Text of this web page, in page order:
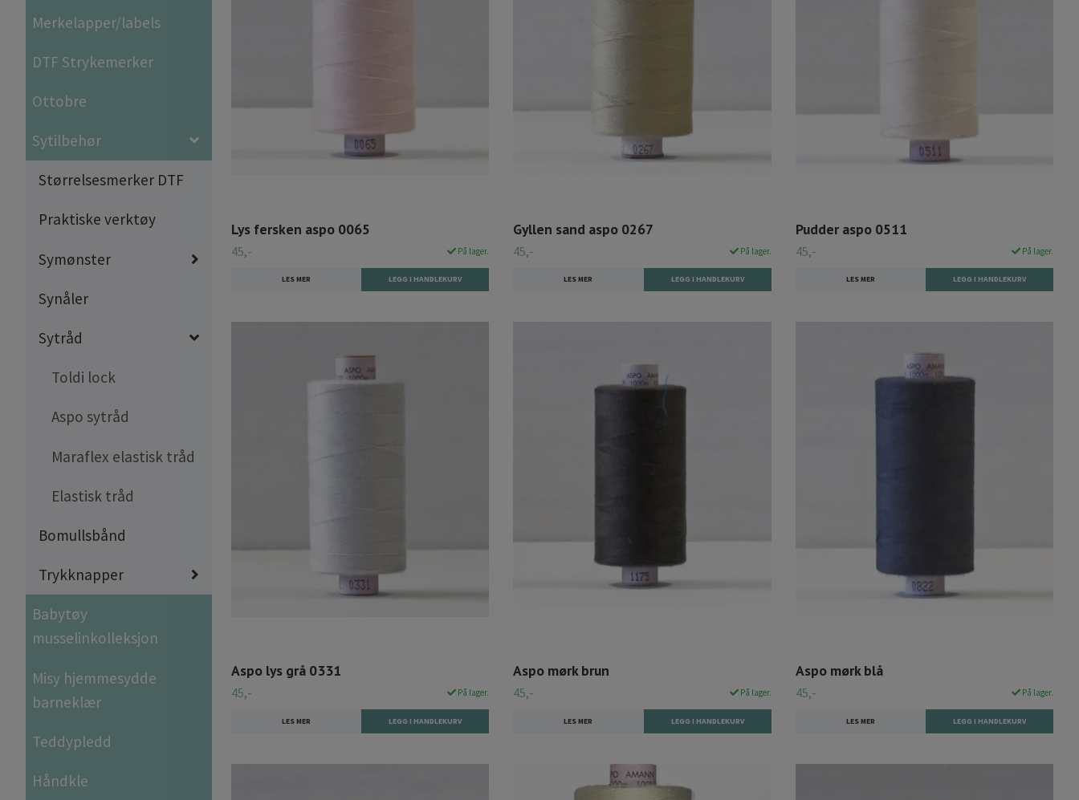
Merkelapper/labels
DTF Strykemerker
Ottobre
Sytilbehør
Størrelsesmerker DTF
Praktiske verktøy
Symønster
Synåler
Sytråd
Toldi lock
Aspo sytråd
Maraflex elastisk tråd
Elastisk tråd
Bomullsbånd
Trykknapper
Babytøy
musselinkolleksjon
Misy hjemmesydde
barneklær
Teddypledd
Håndkle
Lys fersken aspo 0065
45,- På lager.
LES MER
Gyllen sand aspo 0267
45,- På lager.
LES MER
Pudder aspo 0511
45,- På lager.
LES MER
Aspo lys grå 0331
45,- På lager.
LES MER
Aspo mørk brun
45,- På lager.
LES MER
Aspo mørk blå
45,- På lager.
LES MER